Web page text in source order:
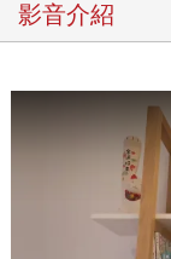
影音介紹